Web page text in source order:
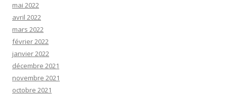
mai 2022
avril 2022
mars 2022
février 2022
janvier 2022
décembre 2021
novembre 2021
octobre 2021